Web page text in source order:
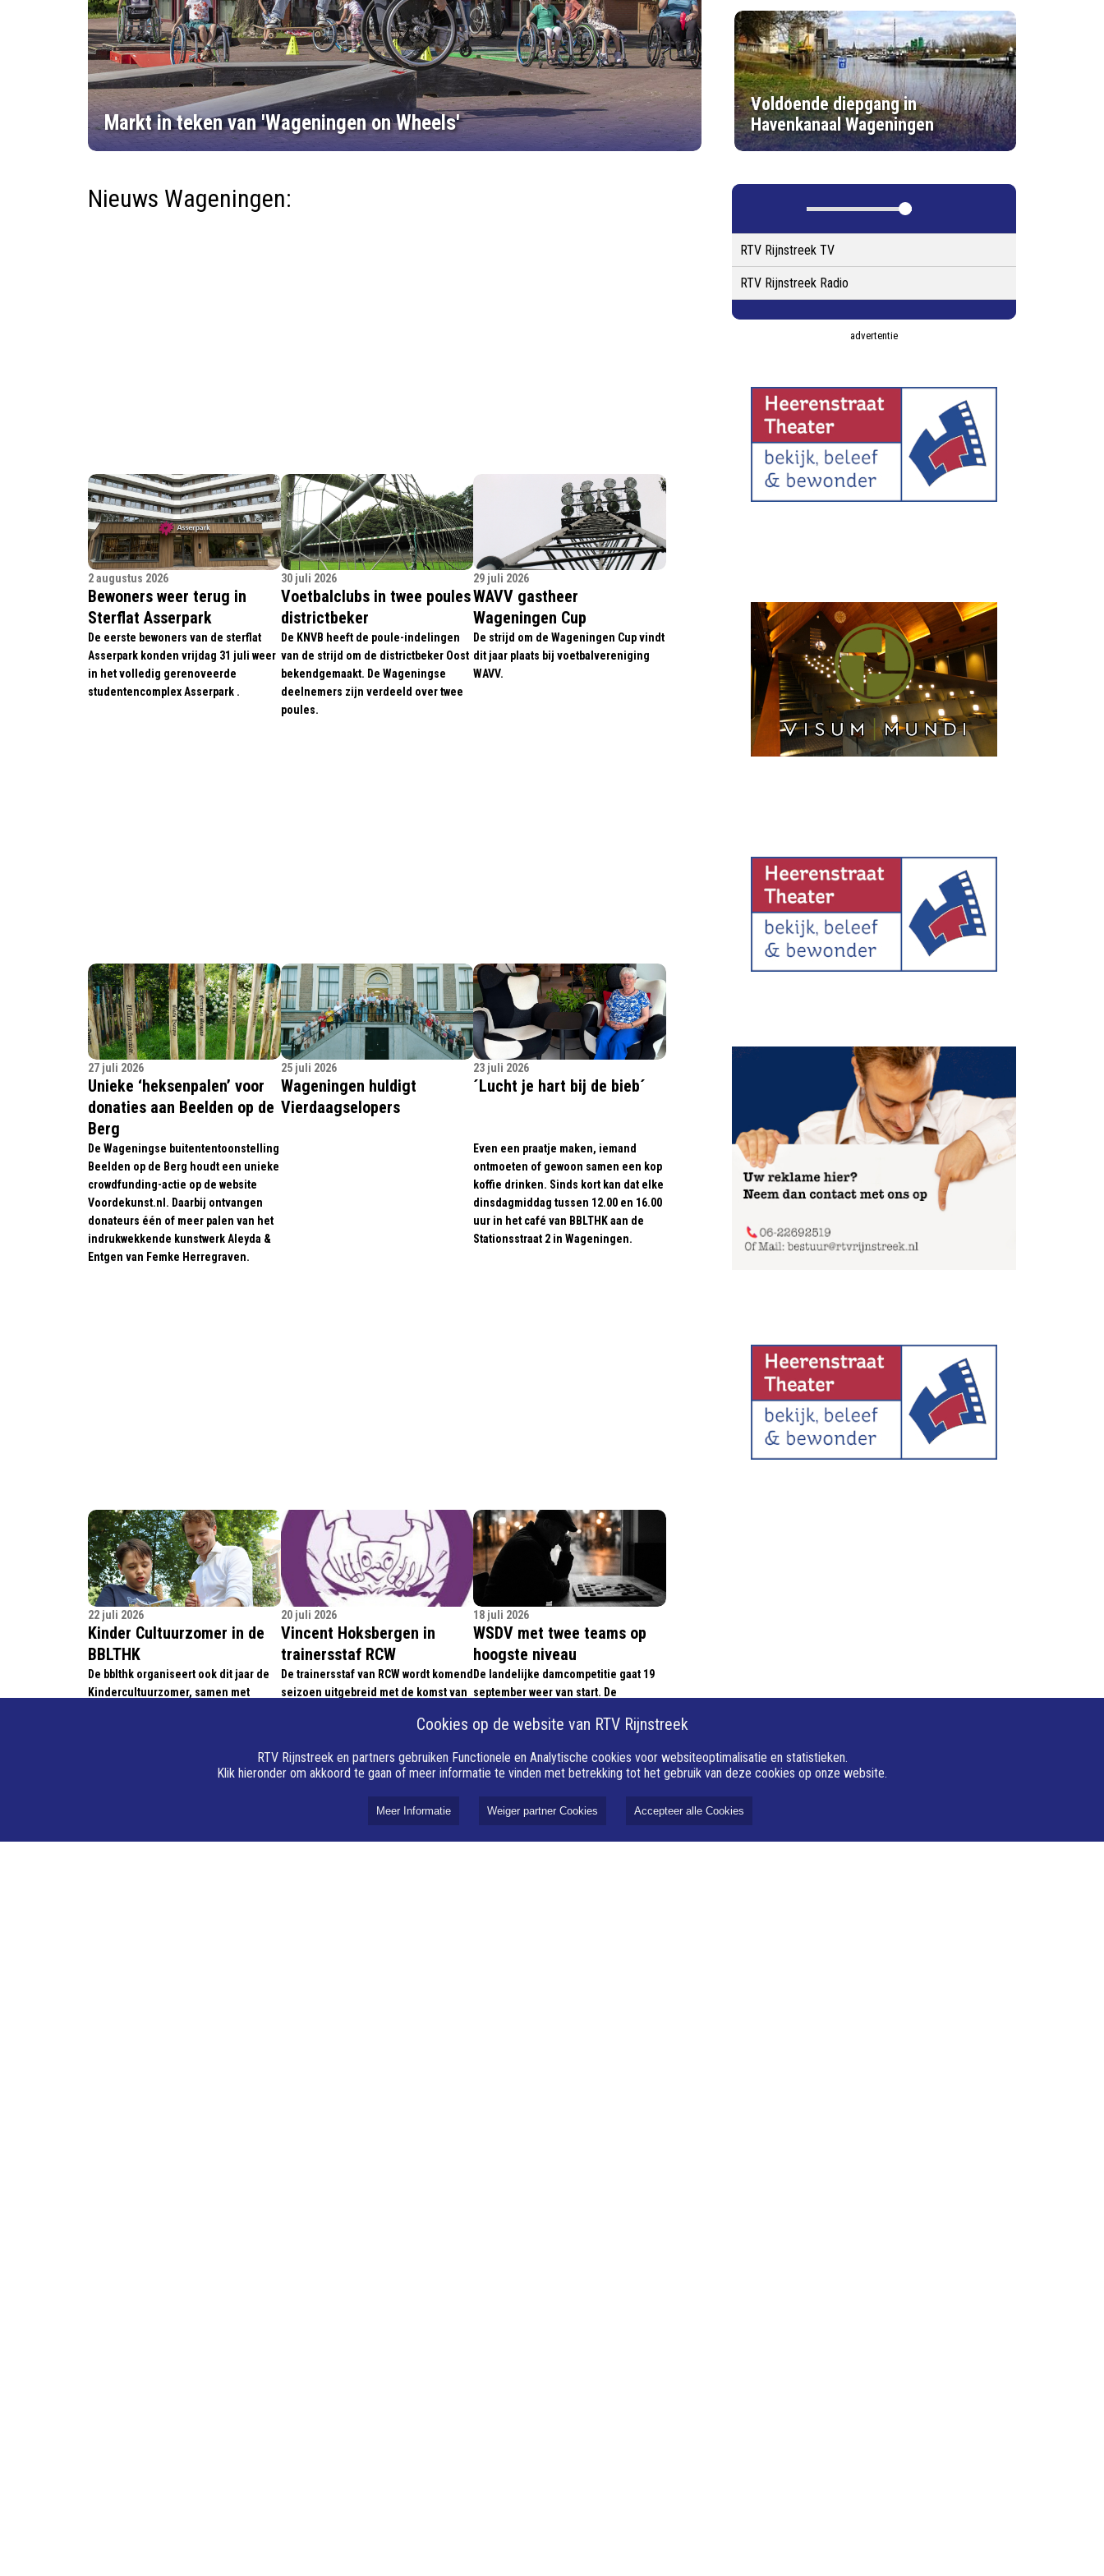
Markt in teken van 'Wageningen on Wheels'
Voldoende diepgang in
Havenkanaal Wageningen
Nieuws Wageningen:
2 augustus 2026
Bewoners weer terug in
Sterflat Asserpark
De eerste bewoners van de sterflat
Asserpark konden vrijdag 31 juli weer
in het volledig gerenoveerde
studentencomplex Asserpark .
30 juli 2026
Voetbalclubs in twee poules
districtbeker
De KNVB heeft de poule-indelingen
van de strijd om de districtbeker Oost
bekendgemaakt. De Wageningse
deelnemers zijn verdeeld over twee
poules.
29 juli 2026
WAVV gastheer
Wageningen Cup
De strijd om de Wageningen Cup vindt
dit jaar plaats bij voetbalvereniging
WAVV.
27 juli 2026
Unieke ‘heksenpalen’ voor
donaties aan Beelden op de
Berg
De Wageningse buitententoonstelling
Beelden op de Berg houdt een unieke
crowdfunding-actie op de website
Voordekunst.nl. Daarbij ontvangen
donateurs één of meer palen van het
indrukwekkende kunstwerk Aleyda &
Entgen van Femke Herregraven.
25 juli 2026
Wageningen huldigt
Vierdaagselopers
23 juli 2026
´Lucht je hart bij de bieb´
Even een praatje maken, iemand
ontmoeten of gewoon samen een kop
koffie drinken. Sinds kort kan dat elke
dinsdagmiddag tussen 12.00 en 16.00
uur in het café van BBLTHK aan de
Stationsstraat 2 in Wageningen.
22 juli 2026
Kinder Cultuurzomer in de
BBLTHK
De bblthk organiseert ook dit jaar de
Kindercultuurzomer, samen met
20 juli 2026
Vincent Hoksbergen in
trainersstaf RCW
De trainersstaf van RCW wordt komend
seizoen uitgebreid met de komst van
hoofdcoach Peter Dorrestein zal hij
rugbyteam verder te ontwikkelen.
18 juli 2026
WSDV met twee teams op
hoogste niveau
De landelijke damcompetitie gaat 19
september weer van start. De
twee teams uit op het hoogste niveau.
volgt:
RTV Rijnstreek TV
RTV Rijnstreek Radio
advertentie
Cookies op de website van RTV Rijnstreek
RTV Rijnstreek en partners gebruiken Functionele en Analytische cookies voor websiteoptimalisatie en statistieken.
Klik hieronder om akkoord te gaan of meer informatie te vinden met betrekking tot het gebruik van deze cookies op onze website.
Meer Informatie Weiger partner Cookies Accepteer alle Cookies